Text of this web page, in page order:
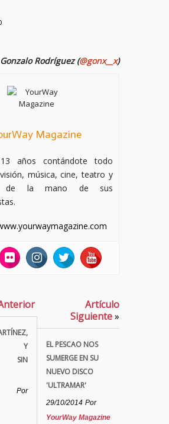
Rodríguez (@gonx__x)
Magazine
años contándote todo
música, cine, teatro y
de la mano de sus
Y
SIN
Por
Artículo
Siguiente»
EL PESCAO NOS
SUMERGE EN SU
NUEVO DISCO
'ULTRAMAR'
29/10/2014 Por
YourWay Magazine